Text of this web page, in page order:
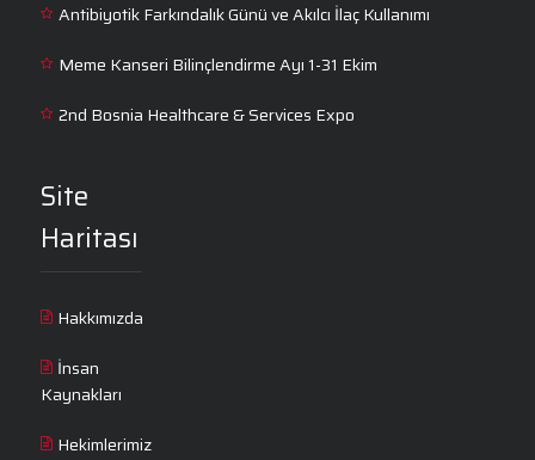
Antibiyotik Farkındalık Günü ve Akılcı İlaç Kullanımı
Meme Kanseri Bilinçlendirme Ayı 1-31 Ekim
2nd Bosnia Healthcare & Services Expo
Site
Haritası
Hakkımızda
İnsan
Kaynakları
Hekimlerimiz